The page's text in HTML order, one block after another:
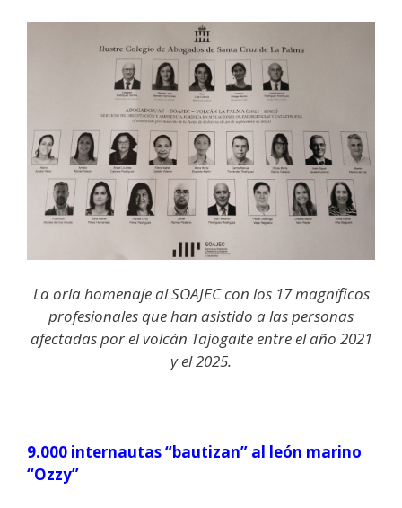
La orla homenaje al SOAJEC con los 17 magníficos
profesionales que han asistido a las personas
afectadas por el volcán Tajogaite entre el año 2021
y el 2025.
9.000 internautas “bautizan” al león marino
“Ozzy”